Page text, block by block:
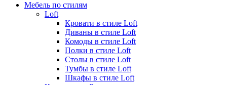
Мебель по стилям
Loft
Кровати в стиле Loft
Диваны в стиле Loft
Комоды в стиле Loft
Полки в стиле Loft
Столы в стиле Loft
Тумбы в стиле Loft
Шкафы в стиле Loft